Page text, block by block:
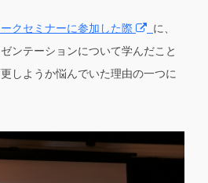
クセミナーに参加した際
に、
ンテーションについて学んだこと
しようか悩んでいた理由の一つに